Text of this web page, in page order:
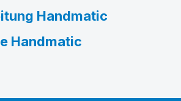
Handmatic
Handmatic